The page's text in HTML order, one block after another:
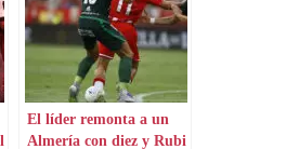
El líder remonta a un
Almería con diez y Rubi